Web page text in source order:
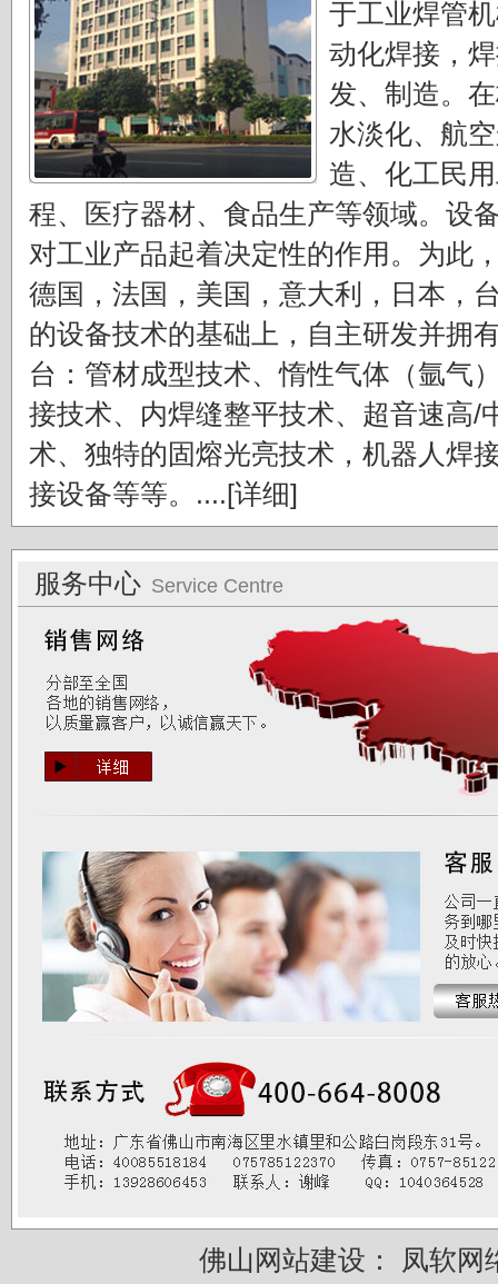
于工业焊管
动化焊接，
发、制造。
水淡化、航
造、化工民
程、医疗器材、食品生产等领域。设
对工业产品起着决定性的作用。为此
德国，法国，美国，意大利，日本，
的设备技术的基础上，自主研发并拥
台：管材成型技术、惰性气体（氩气
接技术、内焊缝整平技术、超音速高/
术、独特的固熔光亮技术，机器人焊
接设备等等。.... [详细]
服务中心 Service Centre
佛山网站建设： 凤软网